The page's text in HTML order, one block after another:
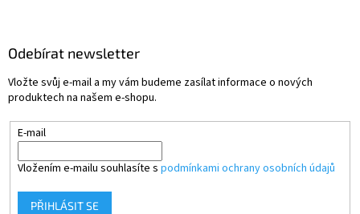
Odebírat newsletter
Vložte svůj e-mail a my vám budeme zasílat informace o nových
produktech na našem e-shopu.
E-mail
Vložením e-mailu souhlasíte s podmínkami ochrany osobních údajů
PŘIHLÁSIT SE